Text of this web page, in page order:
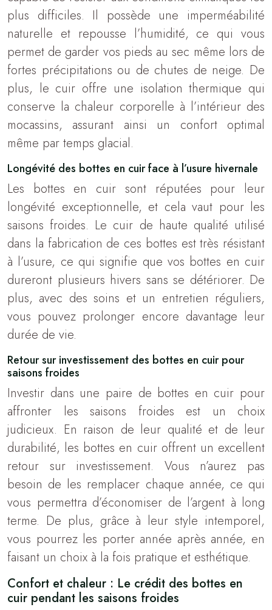
plus difficiles. Il possède une imperméabilité
naturelle et repousse l’humidité, ce qui vous
permet de garder vos pieds au sec même lors de
fortes précipitations ou de chutes de neige. De
plus, le cuir offre une isolation thermique qui
conserve la chaleur corporelle à l’intérieur des
mocassins, assurant ainsi un confort optimal
même par temps glacial.
Longévité des bottes en cuir face à l’usure hivernale
Les bottes en cuir sont réputées pour leur
longévité exceptionnelle, et cela vaut pour les
saisons froides. Le cuir de haute qualité utilisé
dans la fabrication de ces bottes est très résistant
à l’usure, ce qui signifie que vos bottes en cuir
dureront plusieurs hivers sans se détériorer. De
plus, avec des soins et un entretien réguliers,
vous pouvez prolonger encore davantage leur
durée de vie.
Retour sur investissement des bottes en cuir pour
saisons froides
Investir dans une paire de bottes en cuir pour
affronter les saisons froides est un choix
judicieux. En raison de leur qualité et de leur
durabilité, les bottes en cuir offrent un excellent
retour sur investissement. Vous n’aurez pas
besoin de les remplacer chaque année, ce qui
vous permettra d’économiser de l’argent à long
terme. De plus, grâce à leur style intemporel,
vous pourrez les porter année après année, en
faisant un choix à la fois pratique et esthétique.
Confort et chaleur : Le crédit des bottes en
cuir pendant les saisons froides